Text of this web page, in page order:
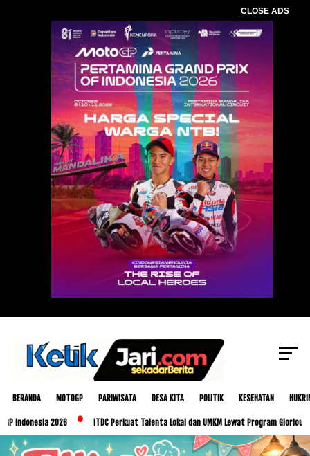
CLOSE ADS
BERANDA MOTOGP PARIWISATA DESA KITA POLITIK KESEHATAN
2026 ITDC Perkuat Talenta Lokal dan UMKM Lewat Program Glorious Golo Mori